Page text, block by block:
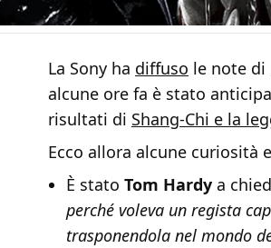
La Sony ha diffuso le note di
alcune ore fa è stato
risultati di Shang-Chi e la
Ecco allora alcune curiosità
È stato Tom Hardy a
perché voleva un regista
trasponendola nel mondo